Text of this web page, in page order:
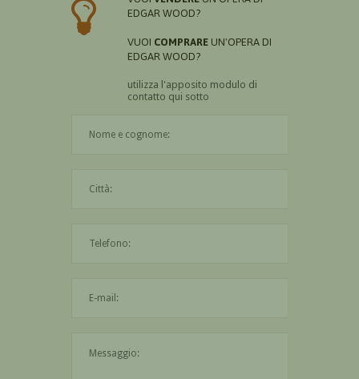
EDGAR WOOD?
VUOI COMPRARE UN'OPERA DI
EDGAR WOOD?
utilizza l'apposito modulo di
contatto qui sotto